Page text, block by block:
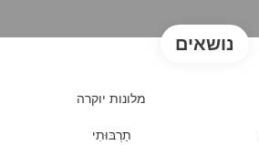
נושאים
מלונות יוקרה
תַרְבּוּתִי